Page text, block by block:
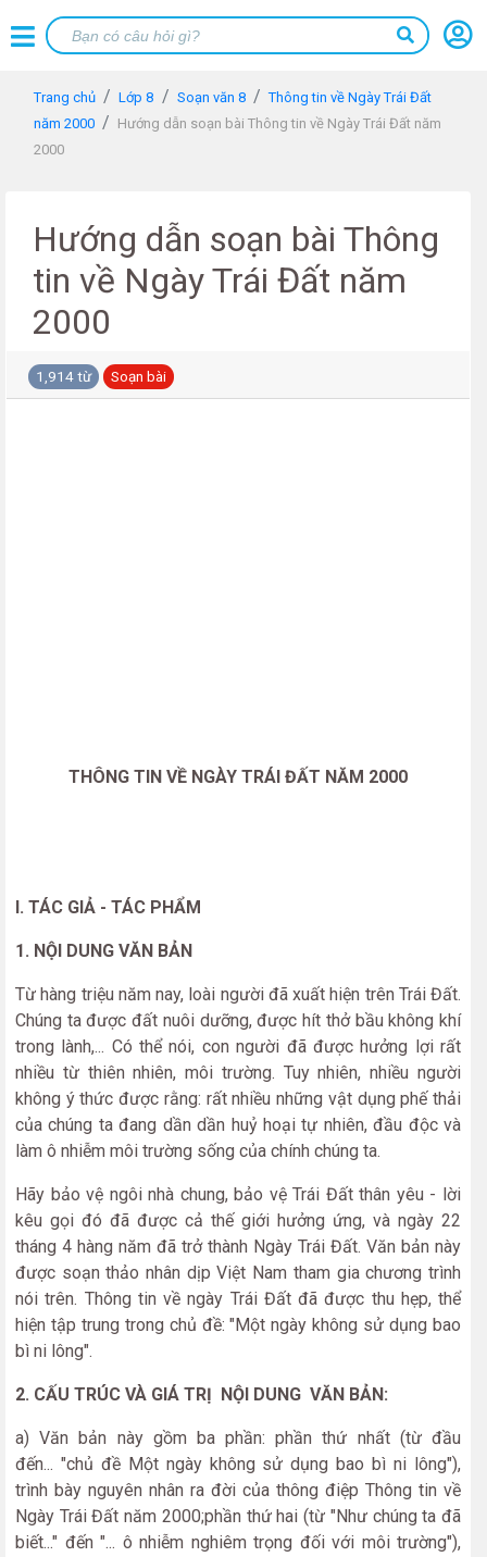
Trang chủ Lớp 8 Soạn văn 8
Thông tin về Ngày Trái Đất
năm 2000
Hướng dẫn soạn bài Thông tin về Ngày Trái Đất năm
2000
Hướng dẫn soạn bài Thông
tin về Ngày Trái Đất năm
2000
1,914 từ Soạn bài
THÔNG TIN VỀ NGÀY TRÁI ĐẤT NĂM 2000
I. TÁC GIẢ - TÁC PHẨM
1. NỘI DUNG VĂN BẢN
Từ hàng triệu năm nay, loài người đã xuất hiện trên Trái Đất.
Chúng ta được đất nuôi dưỡng, được hít thở bầu không khí
trong lành,... Có thể nói, con người đã được hưởng lợi rất
nhiều từ thiên nhiên, môi trường. Tuy nhiên, nhiều người
không ý thức được rằng: rất nhiều những vật dụng phế thải
của chúng ta đang dần dần huỷ hoại tự nhiên, đầu độc và
làm ô nhiễm môi trường sống của chính chúng ta.
Hãy bảo vệ ngôi nhà chung, bảo vệ Trái Đất thân yêu - lời
kêu gọi đó đã được cả thế giới hưởng ứng, và ngày 22
tháng 4 hàng năm đã trở thành Ngày Trái Đất. Văn bản này
được soạn thảo nhân dịp Việt Nam tham gia chương trình
nói trên. Thông tin về ngày Trái Đất đã được thu hẹp, thể
hiện tập trung trong chủ đề: "Một ngày không sử dụng bao
bì ni lông".
2. CẤU TRÚC VÀ GIÁ TRỊ NỘI DUNG VĂN BẢN:
a) Văn bản này gồm ba phần: phần thứ nhất (từ đầu
đến... "chủ đề Một ngày không sử dụng bao bì ni lông"),
trình bày nguyên nhân ra đời của thông điệp Thông tin về
Ngày Trái Đất năm 2000;phần thứ hai (từ "Như chúng ta đã
biết..." đến "... ô nhiễm nghiêm trọng đối với môi trường"),